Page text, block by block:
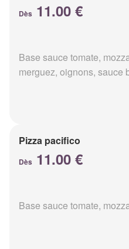
Dès 11.00 €
Base sauce tomate,
merguez, oignons, sauce
Pizza pacifico
Dès 11.00 €
Base sauce tomate,